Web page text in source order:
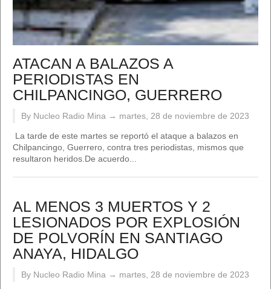
ATACAN A BALAZOS A
PERIODISTAS EN
CHILPANCINGO, GUERRERO
By Nucleo Radio Mina → martes, 28 de noviembre de 2023
La tarde de este martes se reportó el ataque a balazos en
Chilpancingo, Guerrero, contra tres periodistas, mismos que
resultaron heridos.De acuerdo...
AL MENOS 3 MUERTOS Y 2
LESIONADOS POR EXPLOSIÓN
DE POLVORÍN EN SANTIAGO
ANAYA, HIDALGO
By Nucleo Radio Mina → martes, 28 de noviembre de 2023